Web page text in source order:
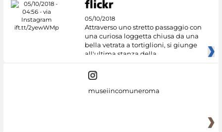
05/10/2018
Attraverso uno stretto passaggio con
una curiosa loggetta chiusa da una
bella vetrata a tortiglioni, si giunge
all'ultima stanza della
museiincomuneroma